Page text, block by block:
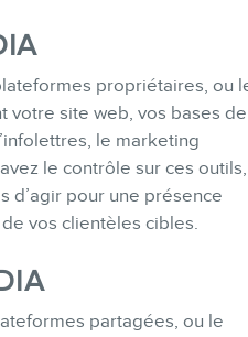
propriétaires, ou
votre site web, vos bases de
le marketing
le contrôle sur ces outils,
d’agir pour une présence
vos clientèles cibles.
partagées, ou le